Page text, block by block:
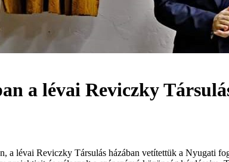
a lévai Reviczky
a lévai Reviczky Társulás házában vetítettük a Nyugati